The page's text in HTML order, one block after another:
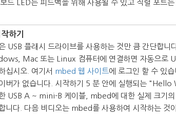
드 LED는 피드백을 위해 사용될 수 있고 직렬 포트
하기
USB 플래시 드라이브를 사용하는 것만 큼 간단합
Mac 또는 Linux 컴퓨터에 연결하면 자동으로
십시오. 여기서 mbed 웹 사이트 에 로그인 할 수 있
버가 없습니다. 시작하기 5 분 안에 실행되는
USB A ~ mini-B 케이블, mbed에 대한 실제 크기
니다. 다음 비디오는 mbed를 사용하여 시작하는 것